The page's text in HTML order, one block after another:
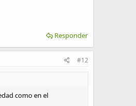
Responder
#12
como en el